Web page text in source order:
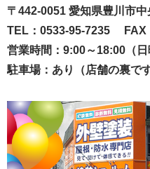
〒442-0051 愛知県豊川市
TEL：0533-95-7235 FAX
営業時間：9:00～18:00（日
駐車場：あり（店舗の裏です